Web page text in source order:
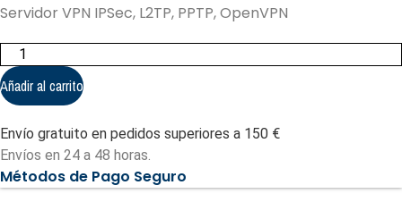
Servidor VPN IPSec, L2TP, PPTP, OpenVPN
Reyee
Router
PoE
Controlador
Cloud
9
Puertos
GE
LAN
+
Añadir al carrito
Envío gratuito en pedidos superiores a 150 €
Envíos en 24 a 48 horas.
Métodos de Pago Seguro